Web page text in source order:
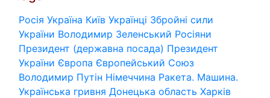
Росія Україна Київ Українці Збройні сили
України Володимир Зеленський Росіяни
Президент (державна посада) Президент
України Європа Європейський Союз
Володимир Путін Німеччина Ракета. Машина.
Українська гривня Донецька область Харків